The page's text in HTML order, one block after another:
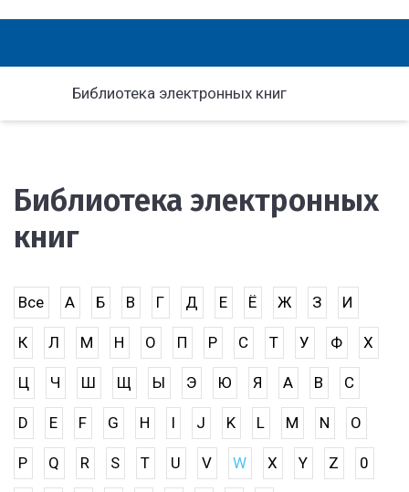
Библиотека электронных книг
Библиотека электронных
книг
Все А Б В Г Д Е Ё Ж З И
К Л М Н О П Р С Т У Ф Х
Ц Ч Ш Щ Ы Э Ю Я A B C
D E F G H I J K L M N O
P Q R S T U V W X Y Z 0